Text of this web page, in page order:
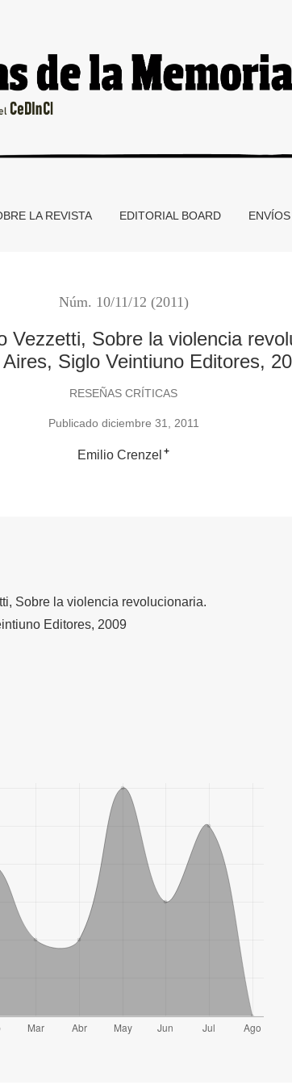
revolucionaria. Memorias y olvidos,
LA REVISTA EDITORIAL BOARD ENVÍOS
Núm. 10/11/12 (2011)
Vezzetti, Sobre la violencia
Siglo Veintiuno Editores,
RESEÑAS CRÍTICAS
Publicado diciembre 31, 2011
Emilio Crenzel +
Sobre la violencia revolucionaria.
Editores, 2009